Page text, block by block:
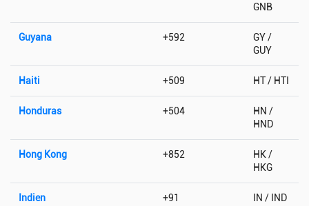
GNB
Guyana +592
GY /
GUY
Haiti +509 HT / HTI
Honduras +504
HN /
HND
Hong Kong +852
HK /
HKG
Indien +91 IN / IND